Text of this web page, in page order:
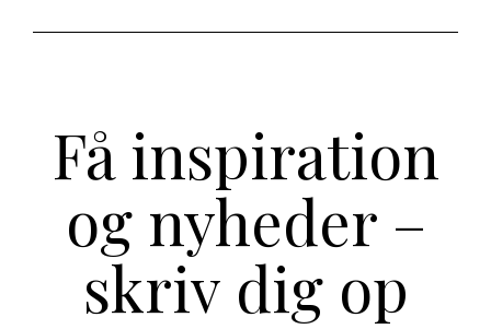
Få inspiration
og nyheder –
skriv dig op